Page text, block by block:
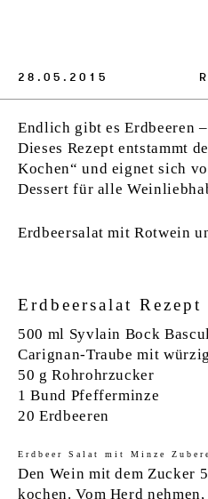
28.05.2015
Endlich gibt es Erdbeeren
Dieses Rezept entstammt
Kochen“ und eignet sich
Dessert für alle
Erdbeersalat mit Rotwein
Erdbeersalat Rezept
500 ml Syvlain Bock
Carignan-Traube mit
50 g Rohrohrzucker
1 Bund Pfefferminze
20 Erdbeeren
Erdbeer Salat mit Minze
Den Wein mit dem Zucker
kochen. Vom Herd